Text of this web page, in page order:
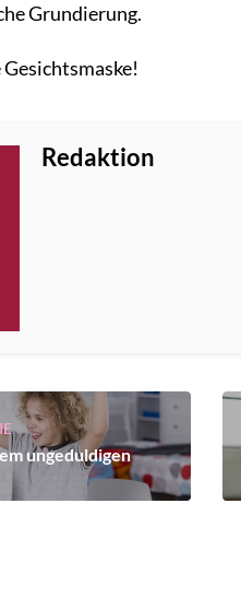
Grundierung.
Redaktion
ungeduldigen